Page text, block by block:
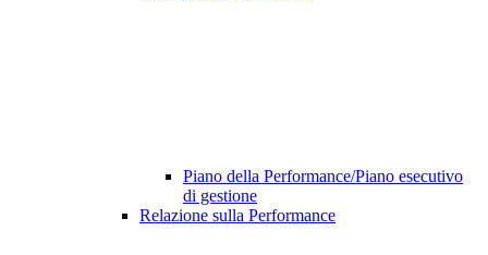
Piano della Performance/Piano esecutivo
di gestione
Relazione sulla Performance